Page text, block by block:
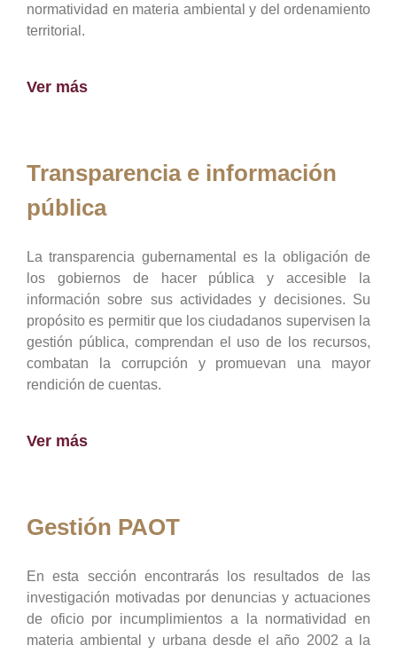
normatividad en materia ambiental y del ordenamiento
territorial.
Ver más
Transparencia e información
pública
La transparencia gubernamental es la obligación de
los gobiernos de hacer pública y accesible la
información sobre sus actividades y decisiones. Su
propósito es permitir que los ciudadanos supervisen la
gestión pública, comprendan el uso de los recursos,
combatan la corrupción y promuevan una mayor
rendición de cuentas.
Ver más
Gestión PAOT
En esta sección encontrarás los resultados de las
investigación motivadas por denuncias y actuaciones
de oficio por incumplimientos a la normatividad en
materia ambiental y urbana desde el año 2002 a la